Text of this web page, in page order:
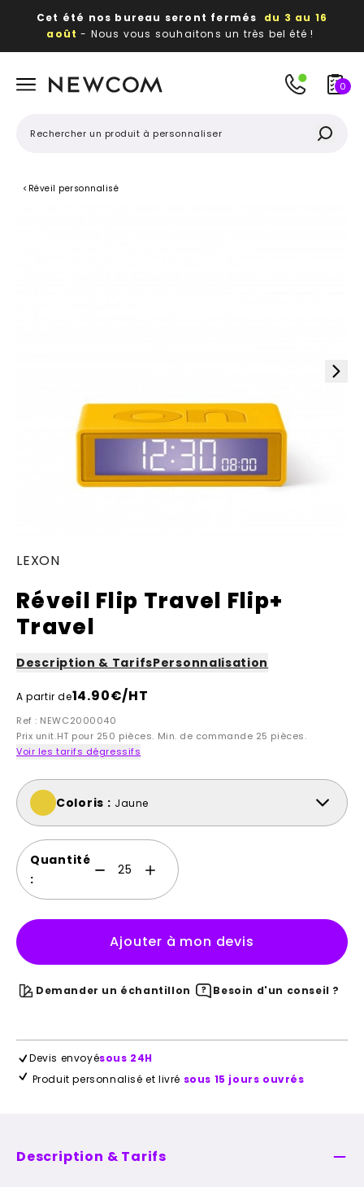
Cet été nos bureau seront fermés du 3 au 16
août - Nous vous souhaitons un très bel été !
publicitaires
0
< Réveil personnalisé
LEXON
Réveil Flip Travel Flip+
Travel
Description & TarifsPersonnalisation
A partir de14.90€/HT
Ref : NEWC2000040
Prix unit.HT pour 250 pièces. Min. de commande 25 pièces.
Voir les tarifs dégressifs
Coloris : Jaune
Quantité
:
Ajouter à mon devis
Demander un échantillon Besoin d'un conseil ?
Devis envoyésous 24H
Produit personnalisé et livré sous 15 jours ouvrés
Description & Tarifs